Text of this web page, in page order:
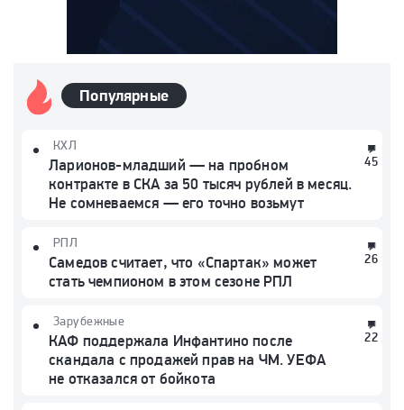
Популярные
45
КХЛ
Ларионов-младший — на пробном
контракте в СКА за 50 тысяч рублей в месяц.
Не сомневаемся — его точно возьмут
26
РПЛ
Самедов считает, что «Спартак» может
стать чемпионом в этом сезоне РПЛ
22
Зарубежные
КАФ поддержала Инфантино после
скандала с продажей прав на ЧМ. УЕФА
не отказался от бойкота